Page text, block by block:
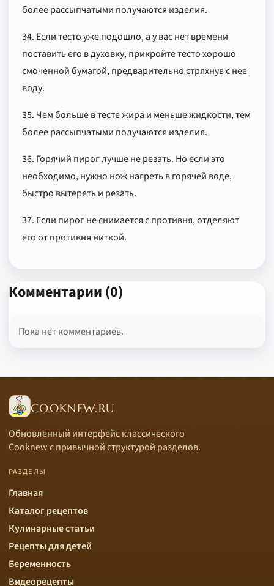
более рассыпчатыми получаются изделия.
34. Если тесто уже подошло, а у вас нет времени
поставить его в духовку, прикройте тесто хорошо
смоченной бумагой, предварительно стряхнув с нее
воду.
35. Чем больше в тесте жира и меньше жидкости, тем
более рассыпчатыми получаются изделия.
36. Горячий пирог лучше не резать. Но если это
необходимо, нужно нож нагреть в горячей воде,
быстро вытереть и резать.
37. Если пирог не снимается с противня, отделяют
его от противня ниткой.
Комментарии (0)
Пока нет комментариев.
COOKNEW.RU
Обновленный интерфейс классического
Cooknew с привычной структурой разделов.
РАЗДЕЛЫ
Главная
Каталог рецептов
Кулинарные статьи
Рецепты для детей
Беременность
Видеорецепты